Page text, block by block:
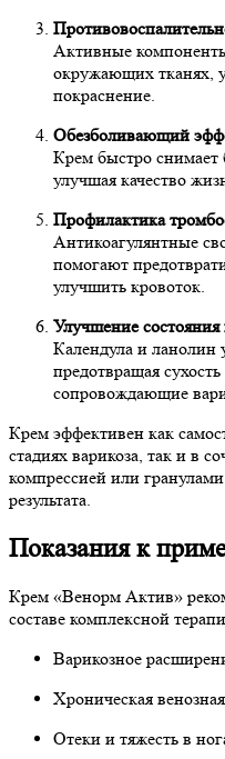
Активные
окружающих тканях,
покраснение.
Обезболивающий
Крем быстро снимает
улучшая качество
Профилактика
Антикоагулянтные
помогают
улучшить кровоток.
Улучшение
Календула и ланолин
предотвращая
сопровождающие
Крем эффективен как
стадиях варикоза, так и в
компрессией или
результата.
Показания к
Крем «Венорм Актив»
составе комплексной
Варикозное
Хроническая
Отеки и тяжесть в